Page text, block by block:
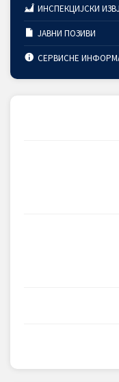
ИНСПЕКЦИЈСКИ
ЈАВНИ ПОЗИВИ
СЕРВИСНЕ